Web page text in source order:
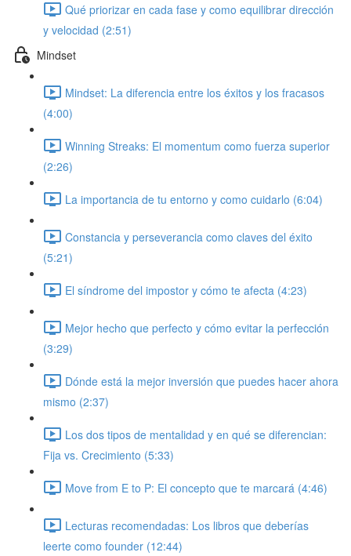
Qué priorizar en cada fase y como equilibrar dirección
y velocidad (2:51)
Mindset
Mindset: La diferencia entre los éxitos y los fracasos
(4:00)
Winning Streaks: El momentum como fuerza superior
(2:26)
La importancia de tu entorno y como cuidarlo (6:04)
Constancia y perseverancia como claves del éxito
(5:21)
El síndrome del impostor y cómo te afecta (4:23)
Mejor hecho que perfecto y cómo evitar la perfección
(3:29)
Dónde está la mejor inversión que puedes hacer ahora
mismo (2:37)
Los dos tipos de mentalidad y en qué se diferencian:
Fija vs. Crecimiento (5:33)
Move from E to P: El concepto que te marcará (4:46)
Lecturas recomendadas: Los libros que deberías
leerte como founder (12:44)